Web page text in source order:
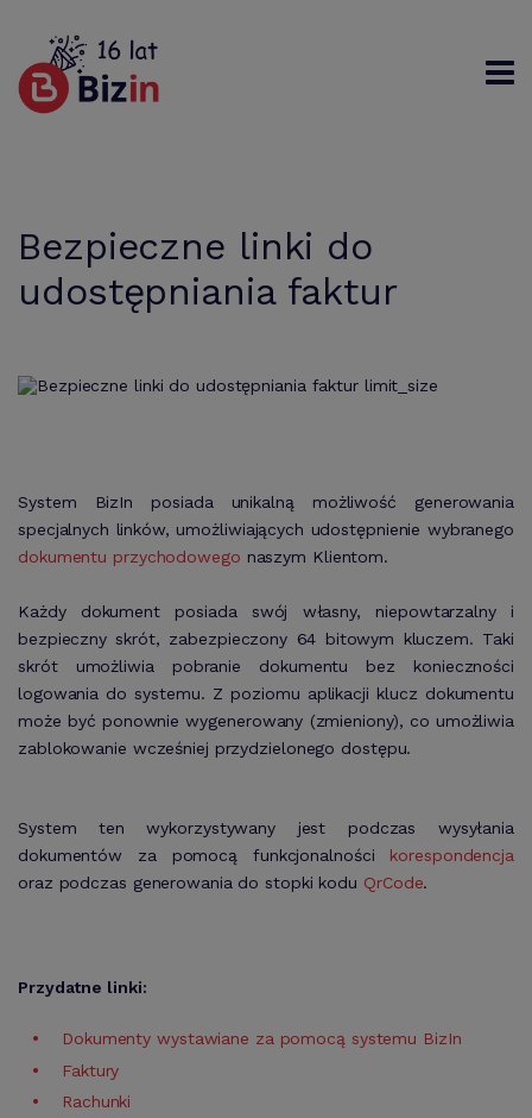
Bezpieczne linki do
udostępniania faktur
System BizIn posiada unikalną możliwość generowania
specjalnych linków, umożliwiających udostępnienie wybranego
dokumentu przychodowego naszym Klientom.
Każdy dokument posiada swój własny, niepowtarzalny i
bezpieczny skrót, zabezpieczony 64 bitowym kluczem. Taki
skrót umożliwia pobranie dokumentu bez konieczności
logowania do systemu. Z poziomu aplikacji klucz dokumentu
może być ponownie wygenerowany (zmieniony), co umożliwia
zablokowanie wcześniej przydzielonego dostępu.
System ten wykorzystywany jest podczas wysyłania
dokumentów za pomocą funkcjonalności korespondencja
oraz podczas generowania do stopki kodu QrCode.
Przydatne linki:
Dokumenty wystawiane za pomocą systemu BizIn
Faktury
Rachunki